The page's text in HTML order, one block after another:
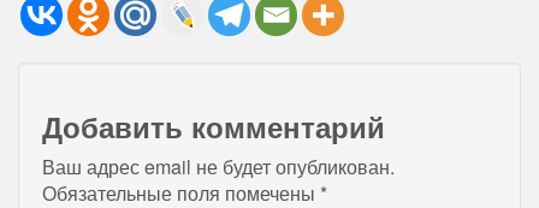
Добавить комментарий
Ваш адрес email не будет опубликован.
Обязательные поля помечены *